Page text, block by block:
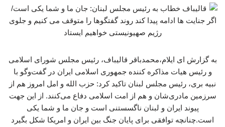
به گزارش ای ایلام،محمدباقر قالیباف، رئیس مجلس شورای اسلامی
و رئیس هیات مذاکره کننده جمهوری اسلامی ایران در گفت‌وگو با
نبیه بری، رئیس مجلس لبنان تاکید کرد: حزب الله و امل امروز هم از
سرزمین مادری‌شان و هم از امت اسلامی دفاع می‌کنند. از این جهت
پیوند ایران و لبنان ناگسستنی است و جان ما و شما یکی
است.چنانچه توافقی برای پایان جنگ بین ایران و امریکا شکل بگیرد